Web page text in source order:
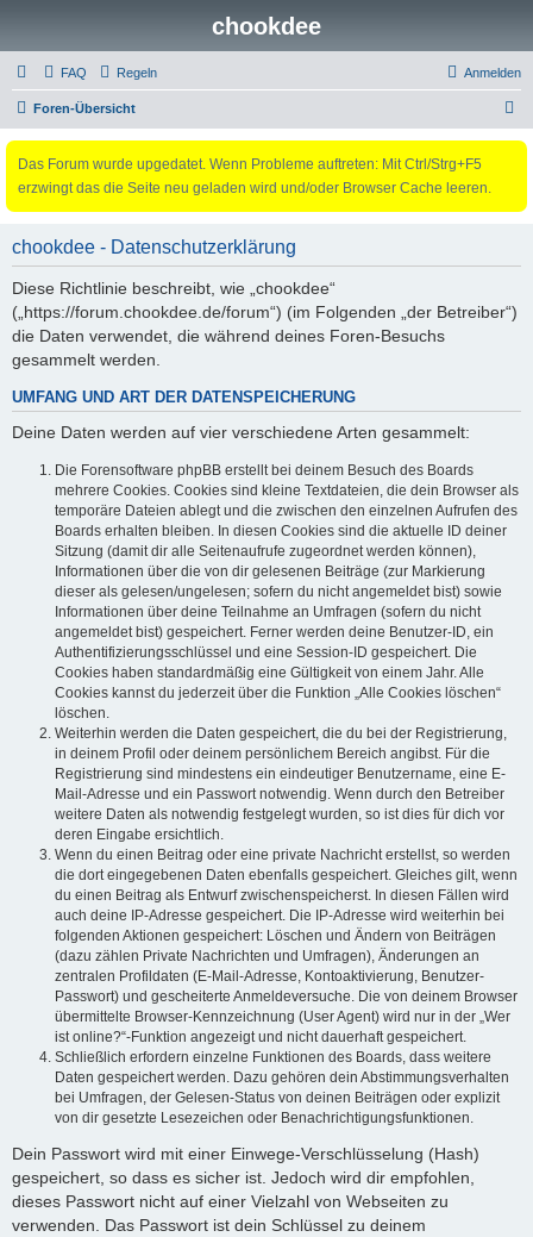
chookdee
FAQ Regeln Anmelden
Foren-Übersicht
Das Forum wurde upgedatet. Wenn Probleme auftreten: Mit Ctrl/Strg+F5
erzwingt das die Seite neu geladen wird und/oder Browser Cache leeren.
chookdee - Datenschutzerklärung
Diese Richtlinie beschreibt, wie „chookdee“
(„https://forum.chookdee.de/forum“) (im Folgenden „der Betreiber“)
die Daten verwendet, die während deines Foren-Besuchs
gesammelt werden.
UMFANG UND ART DER DATENSPEICHERUNG
Deine Daten werden auf vier verschiedene Arten gesammelt:
Die Forensoftware phpBB erstellt bei deinem Besuch des Boards
mehrere Cookies. Cookies sind kleine Textdateien, die dein Browser als
temporäre Dateien ablegt und die zwischen den einzelnen Aufrufen des
Boards erhalten bleiben. In diesen Cookies sind die aktuelle ID deiner
Sitzung (damit dir alle Seitenaufrufe zugeordnet werden können),
Informationen über die von dir gelesenen Beiträge (zur Markierung
dieser als gelesen/ungelesen; sofern du nicht angemeldet bist) sowie
Informationen über deine Teilnahme an Umfragen (sofern du nicht
angemeldet bist) gespeichert. Ferner werden deine Benutzer-ID, ein
Authentifizierungsschlüssel und eine Session-ID gespeichert. Die
Cookies haben standardmäßig eine Gültigkeit von einem Jahr. Alle
Cookies kannst du jederzeit über die Funktion „Alle Cookies löschen“
löschen.
Weiterhin werden die Daten gespeichert, die du bei der Registrierung,
in deinem Profil oder deinem persönlichem Bereich angibst. Für die
Registrierung sind mindestens ein eindeutiger Benutzername, eine E-
Mail-Adresse und ein Passwort notwendig. Wenn durch den Betreiber
weitere Daten als notwendig festgelegt wurden, so ist dies für dich vor
deren Eingabe ersichtlich.
Wenn du einen Beitrag oder eine private Nachricht erstellst, so werden
die dort eingegebenen Daten ebenfalls gespeichert. Gleiches gilt, wenn
du einen Beitrag als Entwurf zwischenspeicherst. In diesen Fällen wird
auch deine IP-Adresse gespeichert. Die IP-Adresse wird weiterhin bei
folgenden Aktionen gespeichert: Löschen und Ändern von Beiträgen
(dazu zählen Private Nachrichten und Umfragen), Änderungen an
zentralen Profildaten (E-Mail-Adresse, Kontoaktivierung, Benutzer-
Passwort) und gescheiterte Anmeldeversuche. Die von deinem Browser
übermittelte Browser-Kennzeichnung (User Agent) wird nur in der „Wer
ist online?“-Funktion angezeigt und nicht dauerhaft gespeichert.
Schließlich erfordern einzelne Funktionen des Boards, dass weitere
Daten gespeichert werden. Dazu gehören dein Abstimmungsverhalten
bei Umfragen, der Gelesen-Status von deinen Beiträgen oder explizit
von dir gesetzte Lesezeichen oder Benachrichtigungsfunktionen.
Dein Passwort wird mit einer Einwege-Verschlüsselung (Hash)
gespeichert, so dass es sicher ist. Jedoch wird dir empfohlen,
dieses Passwort nicht auf einer Vielzahl von Webseiten zu
verwenden. Das Passwort ist dein Schlüssel zu deinem